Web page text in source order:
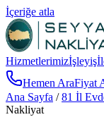
İçeriğe atla
Hizmetlerimizİşleyiş
Hemen AraFiyat
Ana Sayfa /81 İl
Nakliyat